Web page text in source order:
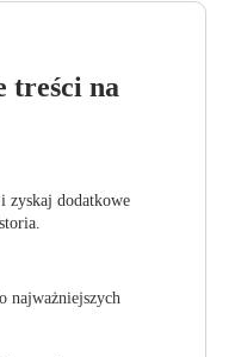
treści na
zyskaj dodatkowe
najważniejszych